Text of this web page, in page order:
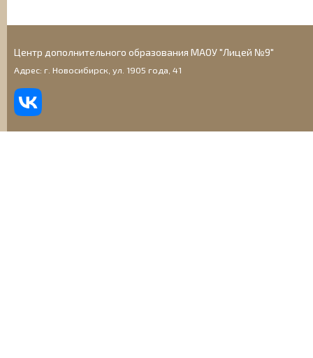
Центр дополнительного образования МАОУ "Лицей №9"
Адрес: г. Новосибирск, ул. 1905 года, 41